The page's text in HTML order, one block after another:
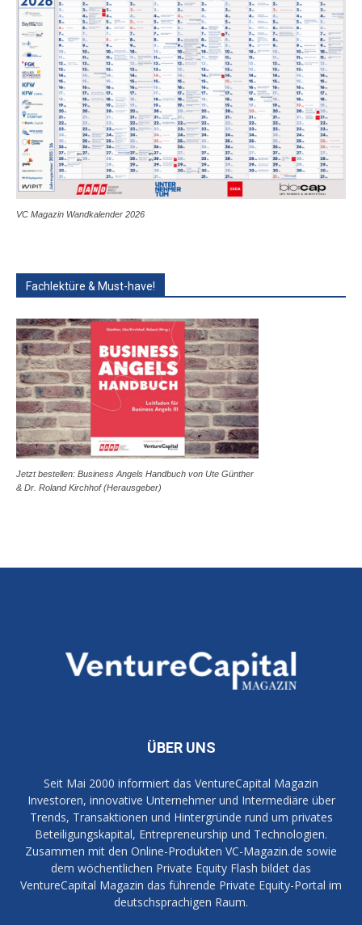
VC Magazin Wandkalender 2026
Fachlektüre & Must-have!
Jetzt bestellen: Business Angels Handbuch von Ute Günther
& Dr. Roland Kirchhof (Herausgeber)
ÜBER UNS
Seit Mai 2000 informiert das VentureCapital Magazin
Investoren, innovative Unternehmer und Intermediäre über
Trends, Transaktionen und Hintergründe rund um privates
Beteiligungskapital, Entrepreneurship und Technologien.
Zusammen mit den Online-Produkten VC-Magazin.de sowie
dem wöchentlichen Private Equity Flash bildet das
VentureCapital Magazin das führende Private Equity-Portal im
deutschsprachigen Raum.